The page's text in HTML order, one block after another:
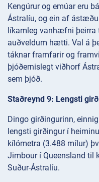
Kengúrur og emúar eru
Ástralíu, og ein af
líkamleg vanhæfni þeirra
auðveldum hætti. Val á
táknar framfarir og
þjóðernislegt viðhorf
sem þjóð.
Staðreynd 9: Lengsti
Dingo girðingurinn,
lengsti girðingur í
kílómetra (3.488 mílur)
Jimbour í Queensland til
Suður-Ástralíu.